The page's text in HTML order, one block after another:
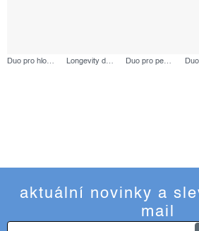
Duo pro hloubkovou hydrataci, výhodný set Longevity duo, výhodný set Duo pro pevnější a pružnější pleť, výhodný set
aktuální novinky a
mail